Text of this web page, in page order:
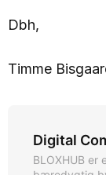
Dbh,
Timme
Digital
BLOXHUB er